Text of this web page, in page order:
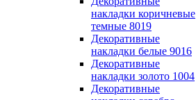
накладки коричневые
темные 8019
Декоративные
накладки белые 9016
Декоративные
накладки золото 1004
Декоративные